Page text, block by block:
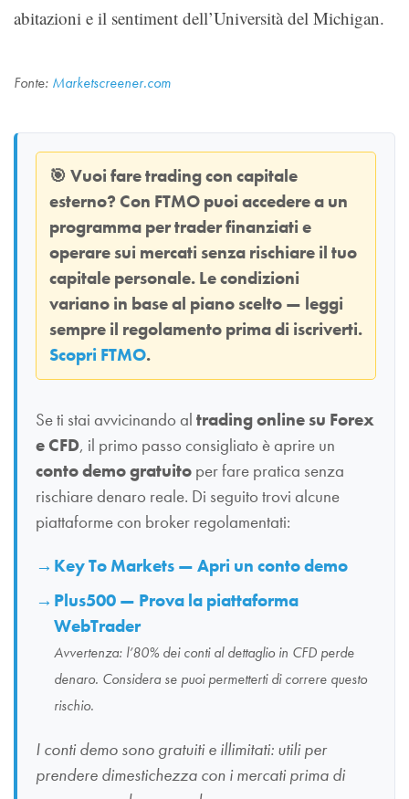
abitazioni e il sentiment dell’Università del Michigan.
Fonte: Marketscreener.com
🎯 Vuoi fare trading con capitale
esterno? Con FTMO puoi accedere a un
programma per trader finanziati e
operare sui mercati senza rischiare il tuo
capitale personale. Le condizioni
variano in base al piano scelto — leggi
sempre il regolamento prima di iscriverti.
Scopri FTMO.
Se ti stai avvicinando al trading online su Forex
e CFD, il primo passo consigliato è aprire un
conto demo gratuito per fare pratica senza
rischiare denaro reale. Di seguito trovi alcune
piattaforme con broker regolamentati:
Key To Markets — Apri un conto demo
Plus500 — Prova la piattaforma
WebTrader
Avvertenza: l’80% dei conti al dettaglio in CFD perde
denaro. Considera se puoi permetterti di correre questo
rischio.
I conti demo sono gratuiti e illimitati: utili per
prendere dimestichezza con i mercati prima di